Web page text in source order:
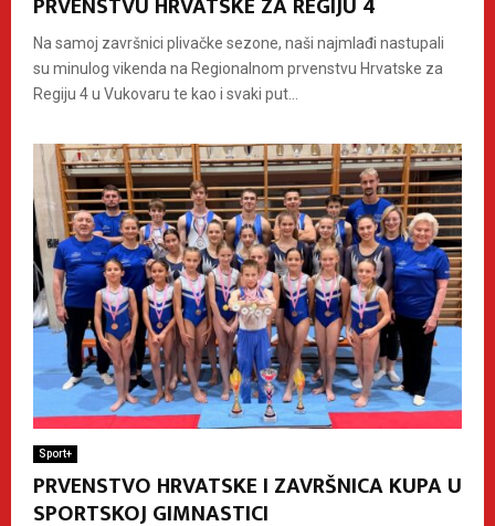
Na samoj završnici plivačke sezone, naši najmlađi nastupali
su minulog vikenda na Regionalnom prvenstvu Hrvatske za
Regiju 4 u Vukovaru te kao i svaki put...
Sport+
PRVENSTVO HRVATSKE I ZAVRŠNICA KUPA U
SPORTSKOJ GIMNASTICI